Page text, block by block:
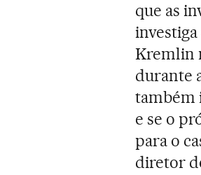
que as
Kremlin
durante
também
e se o
para o
diretor